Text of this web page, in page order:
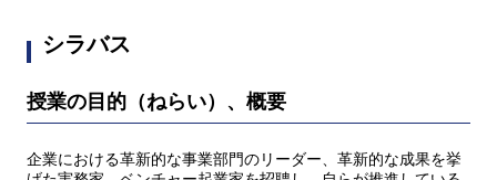
シラバス
授業の目的（ねらい）、概要
企業における革新的な事業部門のリーダー、革新的な成果を挙